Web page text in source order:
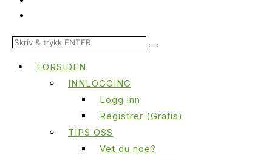
FORSIDEN
INNLOGGING
Logg inn
Registrer (Gratis)
TIPS OSS
Vet du noe?